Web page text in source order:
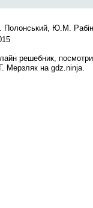
Полонський, Ю.М.
решебник,
Мерзляк на gdz.ninja.